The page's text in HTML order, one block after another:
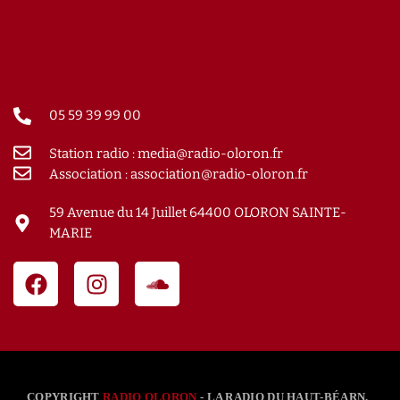
05 59 39 99 00
Station radio : media@radio-oloron.fr
Association : association@radio-oloron.fr
59 Avenue du 14 Juillet 64400 OLORON SAINTE-
MARIE
COPYRIGHTRADIO OLORON - LA RADIO DU HAUT-BÉARN.